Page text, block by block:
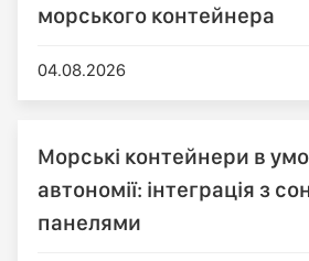
морського контейнера
04.08.2026
Морські контейнери в
автономії: інтеграція з
панелями